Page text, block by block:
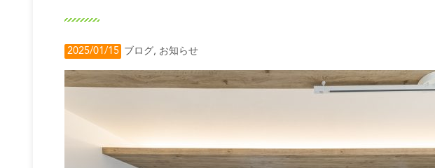
2025/01/15 ブログ, お知らせ